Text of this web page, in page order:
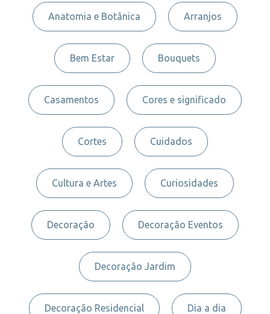
Anatomia e Botânica Arranjos
Bem Estar Bouquets
Casamentos Cores e significado
Cortes Cuidados
Cultura e Artes Curiosidades
Decoração Decoração Eventos
Decoração Jardim
Decoração Residencial Dia a dia